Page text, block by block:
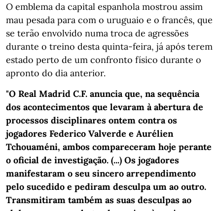
O emblema da capital espanhola mostrou assim
mau pesada para com o uruguaio e o francês, que
se terão envolvido numa troca de agressões
durante o treino desta quinta-feira, já após terem
estado perto de um confronto físico durante o
apronto do dia anterior.
"O Real Madrid C.F. anuncia que, na sequência
dos acontecimentos que levaram à abertura de
processos disciplinares ontem contra os
jogadores Federico Valverde e Aurélien
Tchouaméni, ambos compareceram hoje perante
o oficial de investigação. (...) Os jogadores
manifestaram o seu sincero arrependimento
pelo sucedido e pediram desculpa um ao outro.
Transmitiram também as suas desculpas ao